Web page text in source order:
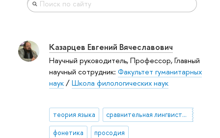
Казарцев Евгений Вячеславович
Научный руководитель, Профессор, Главный
научный сотрудник: Факультет гуманитарных
наук/Школа филологических наук
теория языка сравнительная лингвистика
фонетика просодия